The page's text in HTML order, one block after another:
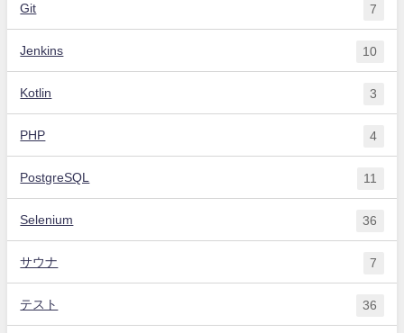
Git 7
Jenkins 10
Kotlin 3
PHP 4
PostgreSQL 11
Selenium 36
サウナ 7
テスト 36